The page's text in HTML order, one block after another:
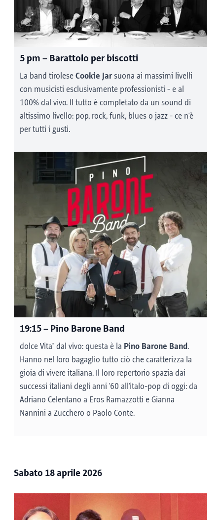
5 pm – Barattolo per biscotti
La band tirolese Cookie Jarsuona ai massimi livelli
con musicisti esclusivamente professionisti - e al
100% dal vivo. Il tutto è completato da un sound di
altissimo livello: pop, rock, funk, blues o jazz - ce n'è
per tutti i gusti.
19:15– Pino Barone Band
dolce Vita" dal vivo: questa è la Pino Barone Band.
Hanno nel loro bagaglio tutto ciò che caratterizza la
gioia di vivere italiana. Il loro repertorio spazia dai
successi italiani degli anni '60 all'italo-pop di oggi: da
Adriano Celentano a Eros Ramazzotti e Gianna
Nannini a Zucchero o Paolo Conte.
Sabato 18 aprile 2026